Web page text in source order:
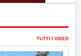
TUTTI I VIDEO